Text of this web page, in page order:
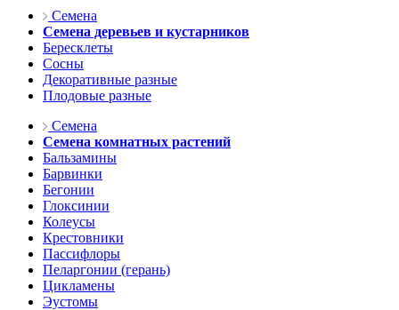
Семена
Семена деревьев и кустарников
Бересклеты
Сосны
Декоративные разные
Плодовые разные
Семена
Семена комнатных растений
Бальзамины
Барвинки
Бегонии
Глоксинии
Колеусы
Крестовники
Пассифлоры
Пеларгонии (герань)
Цикламены
Эустомы